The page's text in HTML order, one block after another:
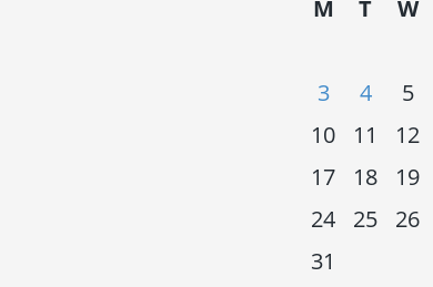
M T W
3
4 5
10
11 12
17
18 19
24
25 26
31